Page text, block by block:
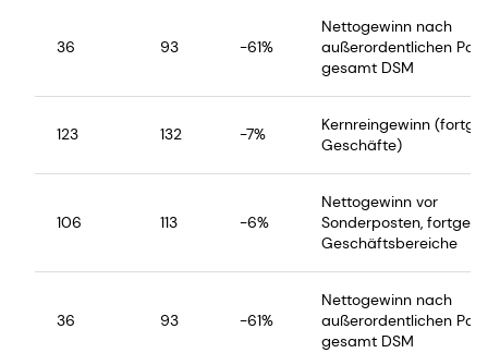
36 93 -61%
Nettogewinn nach
außerordentlichen
gesamt DSM
123 132 -7%
Kernreingewinn
Geschäfte)
106 113 -6%
Nettogewinn vor
Sonderposten,
Geschäftsbereiche
36 93 -61%
Nettogewinn nach
außerordentlichen
gesamt DSM